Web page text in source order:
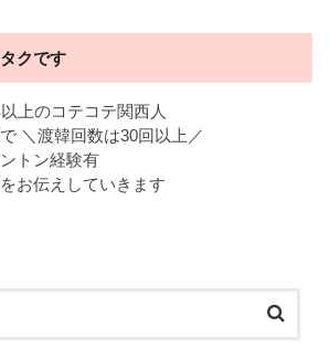
クです
上のコテコテ関西人
＼渡韓回数は30回以上／
トン経験有
お伝えしていきます